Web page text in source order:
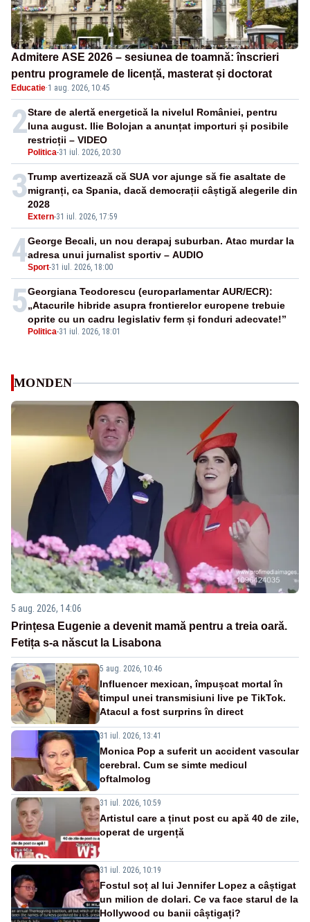
Admitere ASE 2026 – sesiunea de toamnă: înscrieri
pentru programele de licență, masterat și doctorat
Educatie·1 aug. 2026, 10:45
2
Politica-31 iul. 2026, 20:30
Stare de alertă energetică la nivelul României, pentru
luna august. Ilie Bolojan a anunțat importuri și posibile
restricții – VIDEO
3
Extern-31 iul. 2026, 17:59
Trump avertizează că SUA vor ajunge să fie asaltate de
migranți, ca Spania, dacă democrații câștigă alegerile din
2028
4Sport-31 iul. 2026, 18:00
George Becali, un nou derapaj suburban. Atac murdar la
adresa unui jurnalist sportiv – AUDIO
5
Politica-31 iul. 2026, 18:01
Georgiana Teodorescu (europarlamentar AUR/ECR):
„Atacurile hibride asupra frontierelor europene trebuie
oprite cu un cadru legislativ ferm și fonduri adecvate!”
MONDEN
5 aug. 2026, 14:06
Prințesa Eugenie a devenit mamă pentru a treia oară.
Fetița s-a născut la Lisabona
5 aug. 2026, 10:46
Influencer mexican, împușcat mortal în
timpul unei transmisiuni live pe TikTok.
Atacul a fost surprins în direct
31 iul. 2026, 13:41
Monica Pop a suferit un accident vascular
cerebral. Cum se simte medicul
oftalmolog
31 iul. 2026, 10:59
Artistul care a ținut post cu apă 40 de zile,
operat de urgență
31 iul. 2026, 10:19
Fostul soț al lui Jennifer Lopez a câștigat
un milion de dolari. Ce va face starul de la
Hollywood cu banii câștigați?